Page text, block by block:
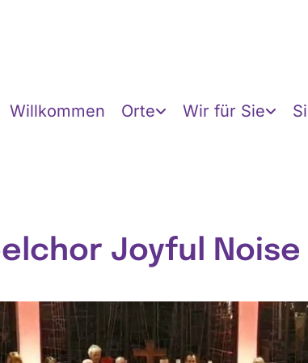
Willkommen Orte Wir für Sie
Joyful Noise